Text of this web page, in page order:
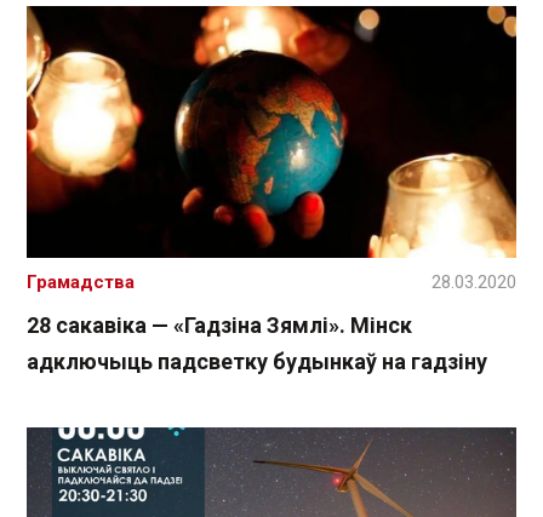
28 сакавіка — «Гадзіна Зямлі». Мінск
адключыць падсветку будынкаў на гадзіну
Грамадства 28.03.2020